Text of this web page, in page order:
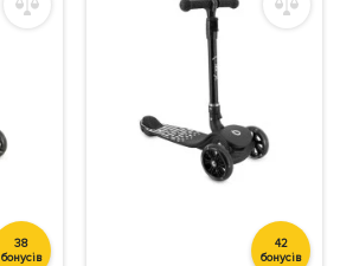
38
бонусів
42
бонусів